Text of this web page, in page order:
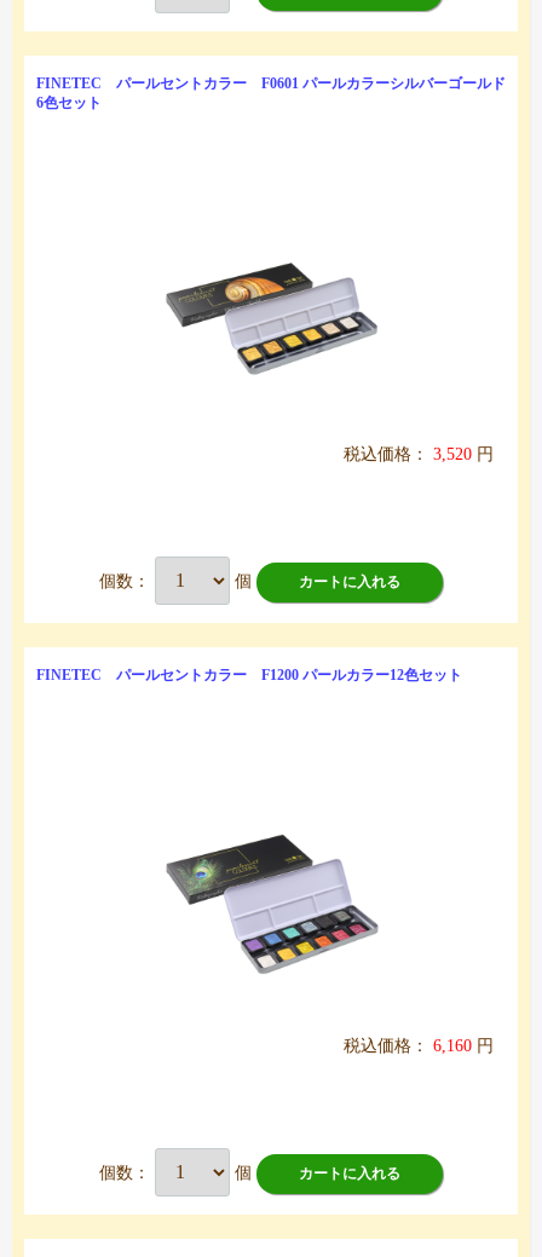
FINETEC パールセントカラー F0601 パールカラーシルバーゴールド
6色セット
税込価格： 3,520 円
個数： 個 カートに入れる
FINETEC パールセントカラー F1200 パールカラー12色セット
税込価格： 6,160 円
個数： 個 カートに入れる